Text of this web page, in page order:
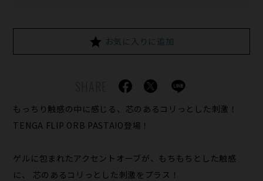
お気に入りに追加
もっちり触感の中に感じる、芯のあるコリっとした刺激！
TENGA FLIP ORB PASTAIO登場！
ゲルに包まれたアクセントオーブが、もちもちとした触感
に、 芯のあるコリっとした刺激をプラス！